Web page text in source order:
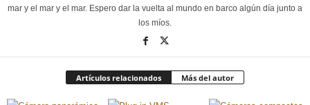
mar y el mar y el mar. Espero dar la vuelta al mundo en barco algún día junto a
los míos.
Artículos relacionados Más del autor